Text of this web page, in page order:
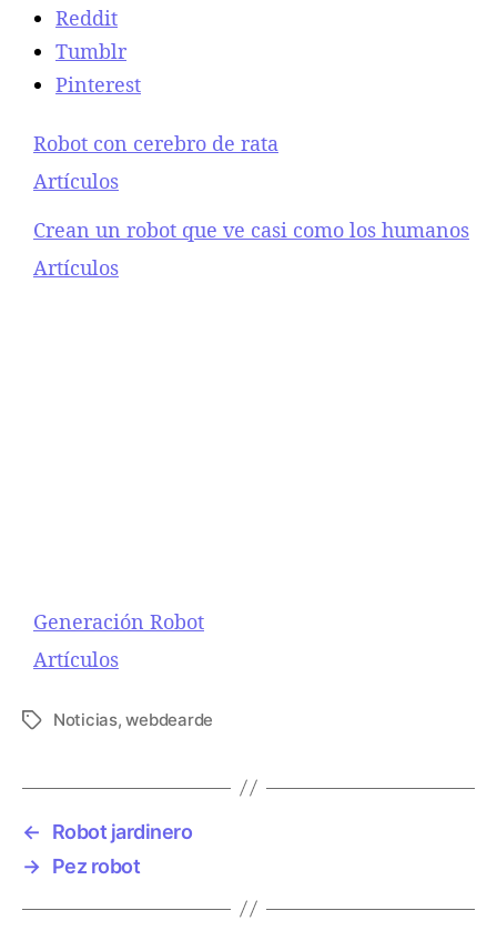
Reddit
Tumblr
Pinterest
Robot con cerebro de rata
Respecto a
Artículos
Crean un robot que ve casi como los humanos
Respecto a
Artículos
Generación Robot
Respecto a
Artículos
E
q
e
t
s
Noticias,webdearde
←
Robot jardinero
→ Pez robot